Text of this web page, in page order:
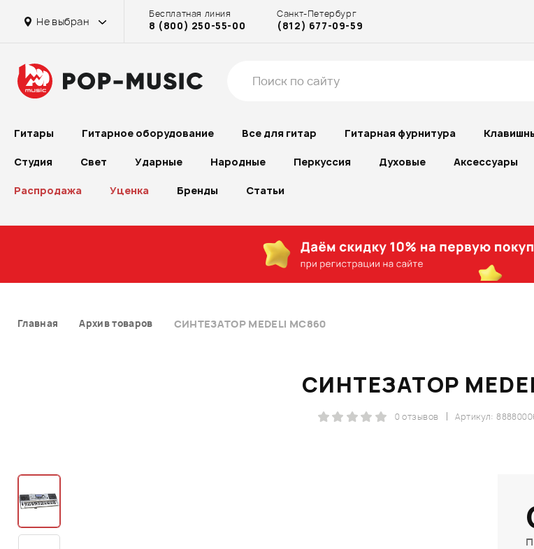
Не выбран
Бесплатная линия
8 (800) 250-55-00
Санкт-Петербург
(812) 677-09-59
Гитары Гитарное оборудование Все для гитар Гитарная фурнитура
Студия Свет Ударные Народные Перкуссия Духовые Аксессуары
Распродажа Уценка Бренды Статьи
Главная Архив товаров СИНТЕЗАТОР MEDELI MC860
СИНТЕЗАТОР
Артикул:
0 отзывов